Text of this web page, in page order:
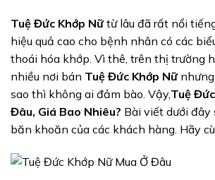
Tuệ Đức Khớp Nữtừ lâu đã rất nổi
hiệu quả cao cho bệnh nhân có các
thoái hóa khớp. Vì thê, trên thị trường
nhiều nơi bán Tuệ Đức Khớp Nữnhưng
sao thì không ai đảm bào. Vậy,Tuệ
Đâu, Giá Bao Nhiêu? Bài viết dưới đây
băn khoăn của các khách hàng. Hãy